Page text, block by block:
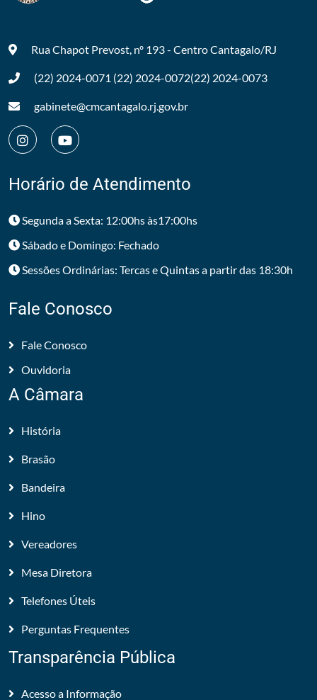
Rua Chapot Prevost, nº 193 - CentroCantagalo/RJ
(22) 2024-0071 (22) 2024-0072(22) 2024-0073
gabinete@cmcantagalo.rj.gov.br
Horário de Atendimento
Segunda a Sexta: 12:00hs às17:00hs
Sábado e Domingo: Fechado
Sessões Ordinárias: Tercas e Quintas a partir das 18:30h
Fale Conosco
Fale Conosco
Ouvidoria
A Câmara
História
Brasão
Bandeira
Hino
Vereadores
Mesa Diretora
Telefones Úteis
Perguntas Frequentes
Transparência Pública
Acesso a Informação